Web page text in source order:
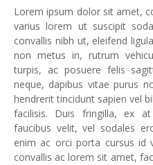
Lorem ipsum dolor sit amet,
varius lorem ut suscipit
convallis nibh ut, eleifend
non metus in, rutrum
turpis, ac posuere felis
neque, dapibus vitae purus
hendrerit tincidunt sapien vel
facilisis. Duis fringilla, ex
faucibus velit, vel sodales
enim ac orci porta cursus id
convallis ac lorem sit amet,